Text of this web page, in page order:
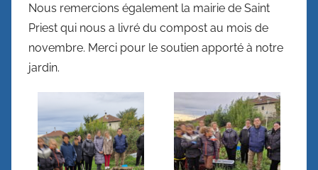
Nous remercions également la mairie de Saint
Priest qui nous a livré du compost au mois de
novembre. Merci pour le soutien apporté à notre
jardin.